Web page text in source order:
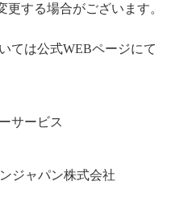
する場合がございます。
ては公式WEBページにて
サービス
ジャパン株式会社